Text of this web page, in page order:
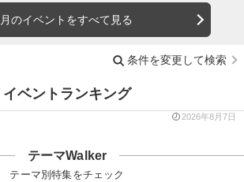
のイベントをすべて見る
条件を変更して検索
イベントランキング
2026年8月7日
テーマWalker
テーマ別特集をチェック